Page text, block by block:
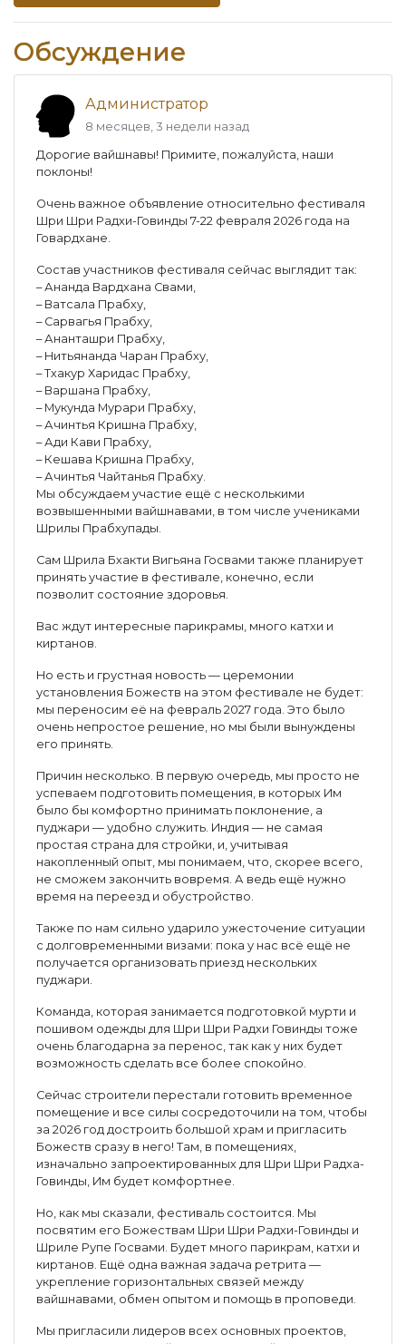
Обсуждение
Администратор
8 месяцев, 3 недели назад
Дорогие вайшнавы! Примите, пожалуйста, наши
поклоны!
Очень важное объявление относительно фестиваля
Шри Шри Радхи-Говинды 7-22 февраля 2026 года на
Говардхане.
Состав участников фестиваля сейчас выглядит так:
– Ананда Вардхана Свами,
– Ватсала Прабху,
– Сарвагья Прабху,
– Ананташри Прабху,
– Нитьянанда Чаран Прабху,
– Тхакур Харидас Прабху,
– Варшана Прабху,
– Мукунда Мурари Прабху,
– Ачинтья Кришна Прабху,
– Ади Кави Прабху,
– Кешава Кришна Прабху,
– Ачинтья Чайтанья Прабху.
Мы обсуждаем участие ещё с несколькими
возвышенными вайшнавами, в том числе учениками
Шрилы Прабхупады.
Сам Шрила Бхакти Вигьяна Госвами также планирует
принять участие в фестивале, конечно, если
позволит состояние здоровья.
Вас ждут интересные парикрамы, много катхи и
киртанов.
Но есть и грустная новость — церемонии
установления Божеств на этом фестивале не будет:
мы переносим её на февраль 2027 года. Это было
очень непростое решение, но мы были вынуждены
его принять.
Причин несколько. В первую очередь, мы просто не
успеваем подготовить помещения, в которых Им
было бы комфортно принимать поклонение, а
пуджари — удобно служить. Индия — не самая
простая страна для стройки, и, учитывая
накопленный опыт, мы понимаем, что, скорее всего,
не сможем закончить вовремя. А ведь ещё нужно
время на переезд и обустройство.
Также по нам сильно ударило ужесточение ситуации
с долговременными визами: пока у нас всё ещё не
получается организовать приезд нескольких
пуджари.
Команда, которая занимается подготовкой мурти и
пошивом одежды для Шри Шри Радхи Говинды тоже
очень благодарна за перенос, так как у них будет
возможность сделать все более спокойно.
Сейчас строители перестали готовить временное
помещение и все силы сосредоточили на том, чтобы
за 2026 год достроить большой храм и пригласить
Божеств сразу в него! Там, в помещениях,
изначально запроектированных для Шри Шри Радха-
Говинды, Им будет комфортнее.
Но, как мы сказали, фестиваль состоится. Мы
посвятим его Божествам Шри Шри Радхи-Говинды и
Шриле Рупе Госвами. Будет много парикрам, катхи и
киртанов. Ещё одна важная задача ретрита —
укрепление горизонтальных связей между
вайшнавами, обмен опытом и помощь в проповеди.
Мы пригласили лидеров всех основных проектов,